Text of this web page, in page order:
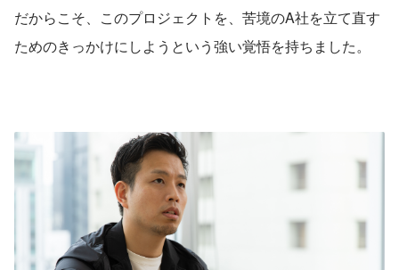
だからこそ、このプロジェクトを、苦境のA社を立て直す
ためのきっかけにしようという強い覚悟を持ちました。